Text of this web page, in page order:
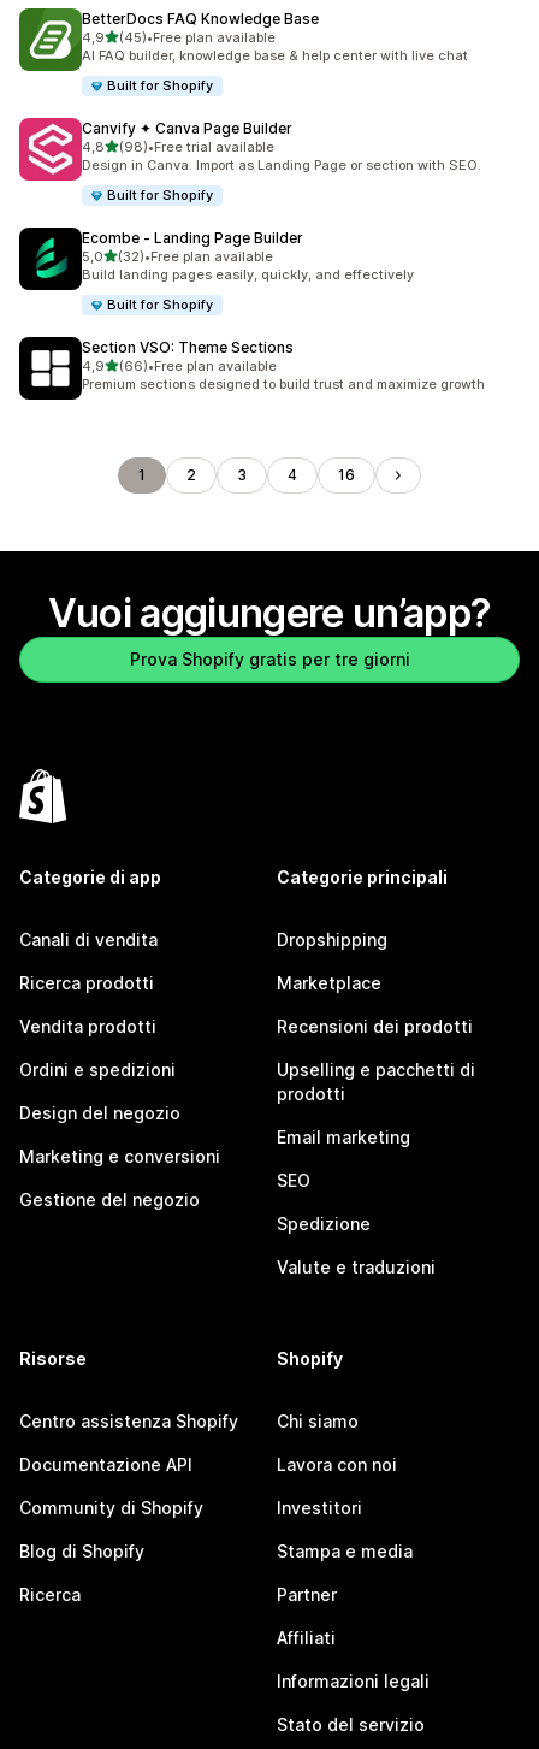
BetterDocs FAQ Knowledge Base
4,9stelle su 5
(45)
45 recensioni totali
•Free plan available
AI FAQ builder, knowledge base & help center with live chat
Built for Shopify
Canvify ✦ Canva Page Builder
4,8stelle su 5
(98)
98 recensioni totali
•Free trial available
Design in Canva. Import as Landing Page or section with SEO.
Built for Shopify
Ecombe ‑ Landing Page Builder
5,0stelle su 5
(32)
32 recensioni totali
•Free plan available
Build landing pages easily, quickly, and effectively
Built for Shopify
Section VSO: Theme Sections
4,9stelle su 5
(66)
66 recensioni totali
•Free plan available
Premium sections designed to build trust and maximize growth
1 2 3 4 16
Vuoi aggiungere un’app?
Prova Shopify gratis per tre giorni
Categorie di app
Canali di vendita
Ricerca prodotti
Vendita prodotti
Ordini e spedizioni
Design del negozio
Marketing e conversioni
Gestione del negozio
Categorie principali
Dropshipping
Marketplace
Recensioni dei prodotti
Upselling e pacchetti di
prodotti
Email marketing
SEO
Spedizione
Valute e traduzioni
Risorse
Centro assistenza Shopify
Documentazione API
Community di Shopify
Blog di Shopify
Ricerca
Shopify
Chi siamo
Lavora con noi
Investitori
Stampa e media
Partner
Affiliati
Informazioni legali
Stato del servizio